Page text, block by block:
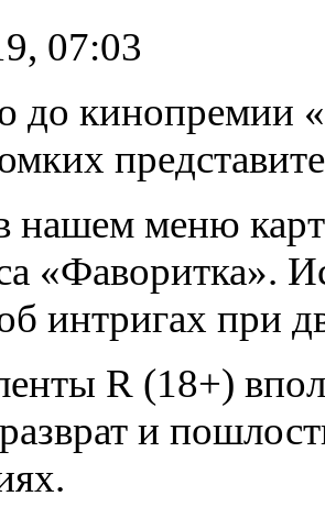
07:03
до кинопремии
нашем меню
«Фаворитка».
интригах при
R (18+)
и